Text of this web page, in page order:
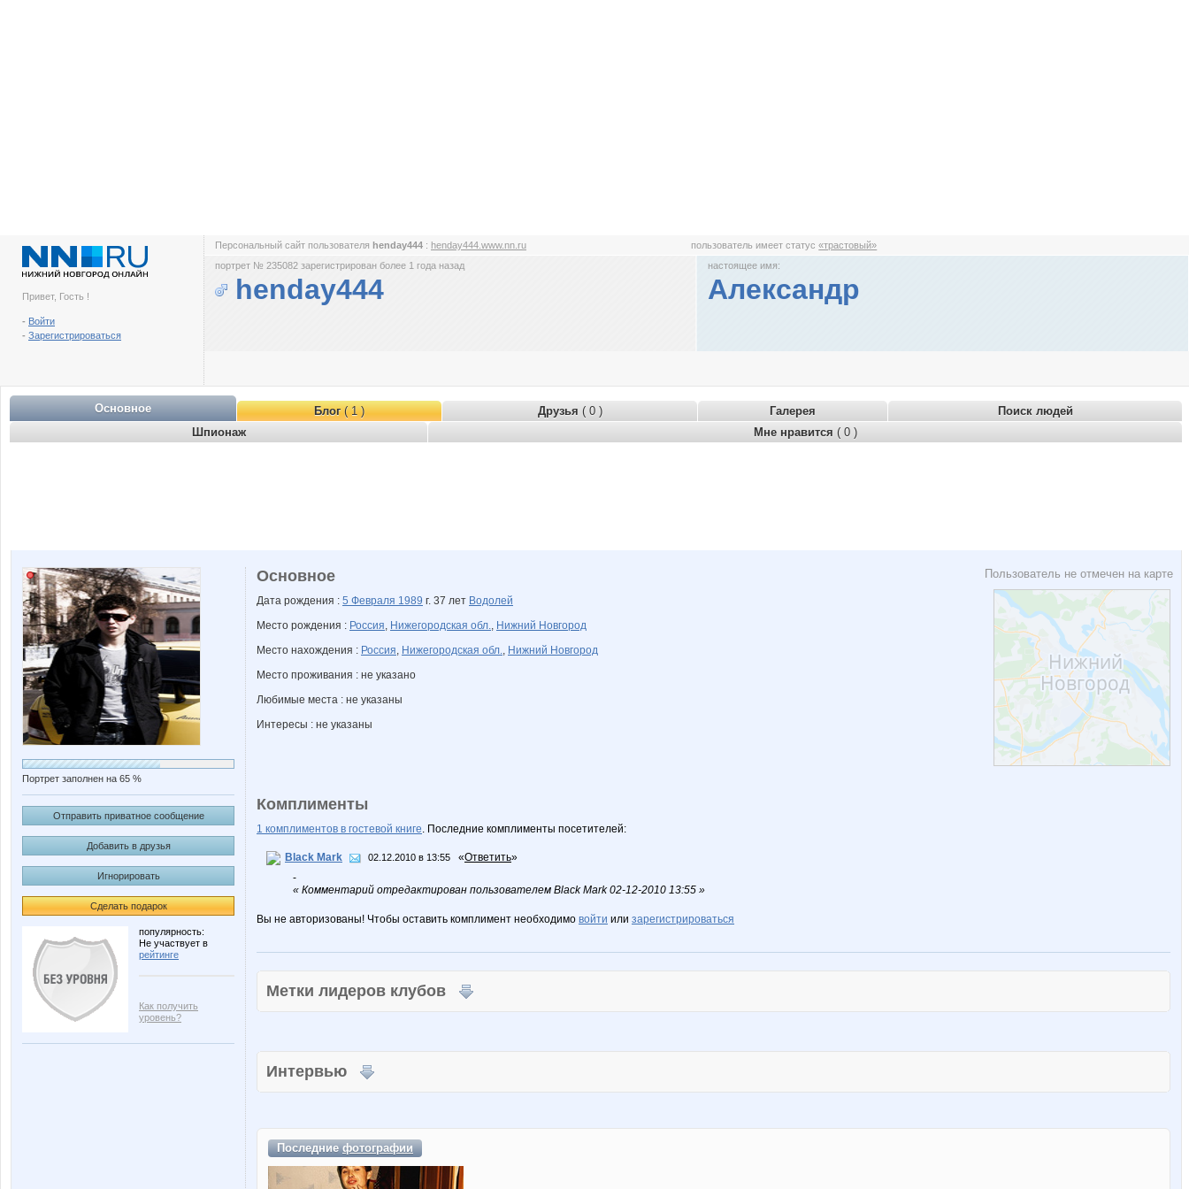
Привет, Гость !
- Войти
- Зарегистрироваться
Персональный сайт пользователя henday444 : henday444.www.nn.ru пользователь имеет статус«трастовый»
портрет № 235082 зарегистрирован более 1 года назад
henday444
настоящее имя:
Александр
Основное Блог( 1 ) Друзья ( 0 ) Галерея
Поиск людей
Шпионаж
Мне нравится ( 0 )
Портрет заполнен на 65 %
Отправить приватное сообщение
Добавить в друзья
Игнорировать
Сделать подарок
популярность:
Не участвует в
рейтинге
Как получить
уровень?
Пользователь не отмечен на карте
Основное
Дата рождения : 5 Февраля 1989 г. 37 лет Водолей
Место рождения : Россия, Нижегородская обл., Нижний Новгород
Место нахождения : Россия, Нижегородская обл., Нижний Новгород
Место проживания : не указано
Любимые места : не указаны
Интересы : не указаны
Комплименты
1 комплиментов в гостевой книге. Последние комплименты посетителей:
Black Mark 02.12.2010 в 13:55 «Ответить»
-
« Комментарий отредактирован пользователем Black Mark 02-12-2010 13:55 »
Вы не авторизованы! Чтобы оставить комплимент необходимо войти или зарегистрироваться
Метки лидеров клубов
Интервью
Последниефотографии